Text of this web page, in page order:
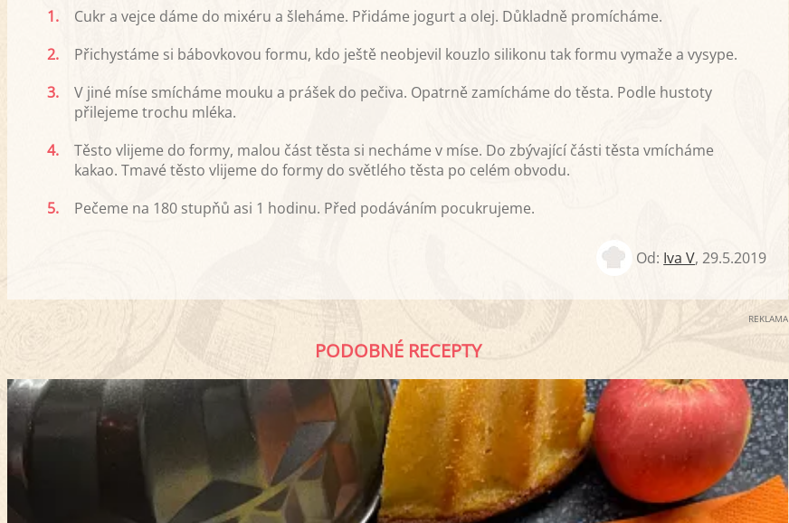
1.
Cukr a vejce dáme do mixéru a šleháme. Přidáme jogurt a olej. Důkladně promícháme.
2.
Přichystáme si bábovkovou formu, kdo ještě neobjevil kouzlo silikonu tak formu vymaže a vysype.
3.
V jiné míse smícháme mouku a prášek do pečiva. Opatrně zamícháme do těsta. Podle hustoty
přilejeme trochu mléka.
4.
Těsto vlijeme do formy, malou část těsta si necháme v míse. Do zbývající části těsta vmícháme
kakao. Tmavé těsto vlijeme do formy do světlého těsta po celém obvodu.
5.
Pečeme na 180 stupňů asi 1 hodinu. Před podáváním pocukrujeme.
Od: Iva V,29.5.2019
REKLAMA
PODOBNÉ RECEPTY